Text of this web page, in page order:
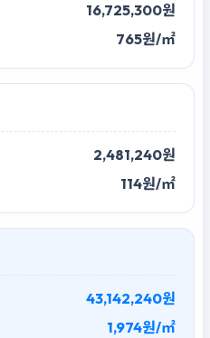
16,725,300원
765원/㎡
2,481,240원
114원/㎡
43,142,240원
1,974원/㎡